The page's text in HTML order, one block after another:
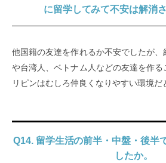
に留学してみて不安は解消
他国籍の友達を作れるか不安でしたが、
や台湾人、ベトナム人などの友達を作る
リピンはむしろ仲良くなりやすい環境だ
Q14. 留学生活の前半・中盤・後半
したか。